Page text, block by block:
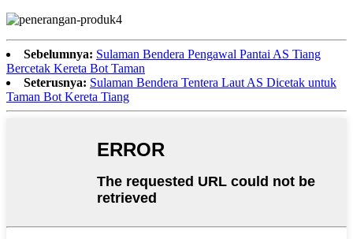
Sebelumnya: Sulaman Bendera Pengawal Pantai AS Tiang
Bercetak Kereta Bot Taman
Seterusnya: Sulaman Bendera Tentera Laut AS Dicetak untuk
Taman Bot Kereta Tiang